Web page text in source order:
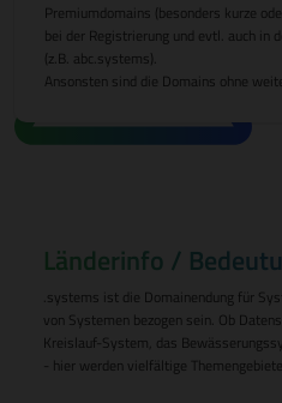
Premiumdomains (besonders kurze
bei der Registrierung und evtl. auch in
(z.B. abc.systems).
Ansonsten sind die Domains ohne
Länderinfo /
.systems ist die Domainendung für
von Systemen bezogen sein. Ob
Kreislauf-System, das
- hier werden vielfältige